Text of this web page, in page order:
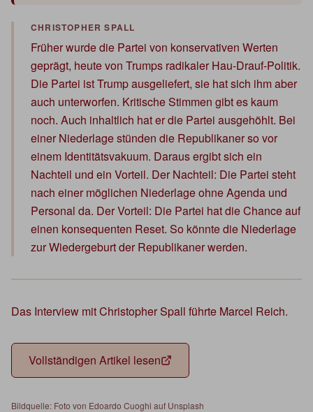
Früher wurde die Partei von konservativen Werten
geprägt, heute von Trumps radikaler Hau-Drauf-Politik.
Die Partei ist Trump ausgeliefert, sie hat sich ihm aber
auch unterworfen. Kritische Stimmen gibt es kaum
noch. Auch inhaltlich hat er die Partei ausgehöhlt. Bei
einer Niederlage stünden die Republikaner so vor
einem Identitätsvakuum. Daraus ergibt sich ein
Nachteil und ein Vorteil. Der Nachteil: Die Partei steht
nach einer möglichen Niederlage ohne Agenda und
Personal da. Der Vorteil: Die Partei hat die Chance auf
einen konsequenten Reset. So könnte die Niederlage
zur Wiedergeburt der Republikaner werden.
Das Interview mit Christopher Spall führte Marcel Reich.
Vollständigen Artikel lesen
Bildquelle: Foto von Edoardo Cuoghi auf Unsplash